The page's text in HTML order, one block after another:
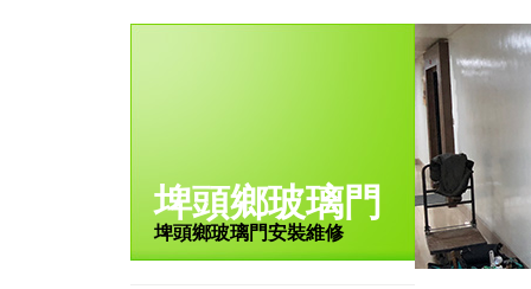
埤頭鄉玻璃門
埤頭鄉玻璃門安裝維修